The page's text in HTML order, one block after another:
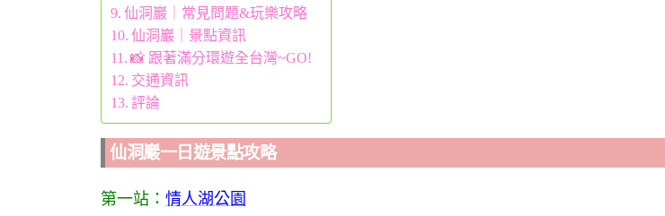
仙洞巖｜常見問題&玩樂攻略
仙洞巖｜景點資訊
📸 跟著滿分環遊全台灣~GO!
交通資訊
評論
仙洞巖一日遊景點攻略
第一站： 情人湖公園